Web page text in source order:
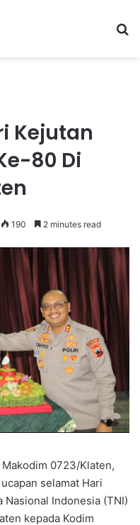
Kejutan
80 Di
190 2 minutes read
0723/Klaten,
selamat Hari
Nasional Indonesia (TNI)
kepada Kodim